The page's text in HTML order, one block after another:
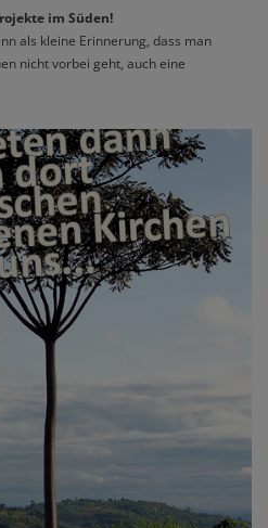
im Süden!
als kleine Erinnerung, dass man
nicht vorbei geht, auch eine